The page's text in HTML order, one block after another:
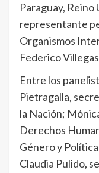
Paraguay, Reino
representante
Organismos
Federico
Entre los
Pietragalla,
la Nación;
Derechos
Género y
Claudia Pulido,